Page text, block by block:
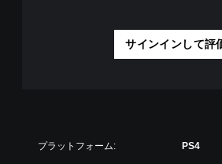
サインインして評
プラットフォーム: PS4